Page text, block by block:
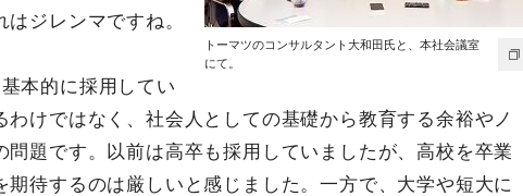
トーマツのコンサルタント大和田氏と、本社会議室
にて。
ジレンマですね。
本的に採用してい
わけではなく、社会人としての基礎から教育する余裕やノ
問題です。以前は高卒も採用していましたが、高校を卒業
期待するのは厳しいと感じました。一方で、大学や短大に